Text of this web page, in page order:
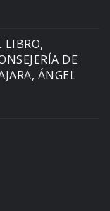
LIBRO,
DE
ÁNGEL